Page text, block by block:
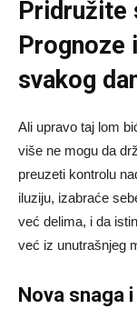
Pridružite
Prognoze
svakog
Ali upravo taj lom
više ne mogu da
preuzeti kontrolu
iluziju, izabraće
već delima, i da
već iz unutrašnjeg
Nova snaga